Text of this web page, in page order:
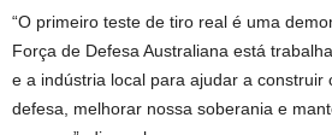
“O primeiro teste de tiro real é uma
Força de Defesa Australiana está
e a indústria local para ajudar a construir
defesa, melhorar nossa soberania e